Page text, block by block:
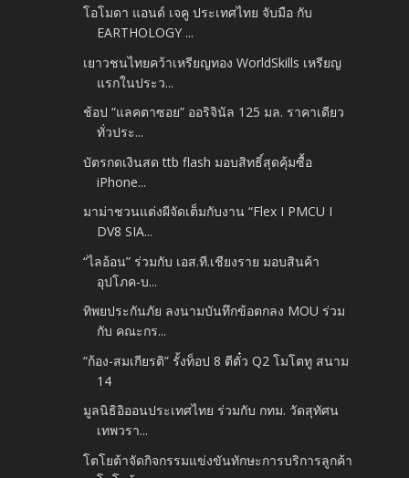
โอโมดา แอนด์ เจคู ประเทศไทย จับมือ กับ
EARTHOLOGY ...
เยาวชนไทยคว้าเหรียญทอง WorldSkills เหรียญ
แรกในประว...
ช้อป “แลคตาซอย” ออริจินัล 125 มล. ราคาเดียว
ทั่วประ...
บัตรกดเงินสด ttb flash มอบสิทธิ์สุดคุ้มซื้อ
iPhone...
มาม่าชวนแต่งผีจัดเต็มกับงาน “Flex I PMCU I
DV8 SIA...
“ไลอ้อน” ร่วมกับ เอส.ที.เชียงราย มอบสินค้า
อุปโภค-บ...
ทิพยประกันภัย ลงนามบันทึกข้อตกลง MOU ร่วม
กับ คณะกร...
“ก้อง-สมเกียรติ” รั้งท็อป 8 ตีตั๋ว Q2 โมโตทู สนาม
14
มูลนิธิอิออนประเทศไทย ร่วมกับ กทม. วัดสุทัศน
เทพวรา...
โตโยต้าจัดกิจกรรมแข่งขันทักษะการบริการลูกค้า